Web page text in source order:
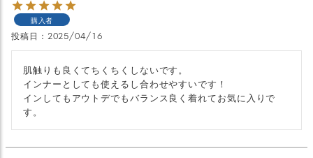
購入者
投稿日 2025/04/16
肌触りも良くてちくちくしないです。
インナーとしても使えるし合わせやすいです！
インしてもアウトデでもバランス良く着れてお気に入りで
す。